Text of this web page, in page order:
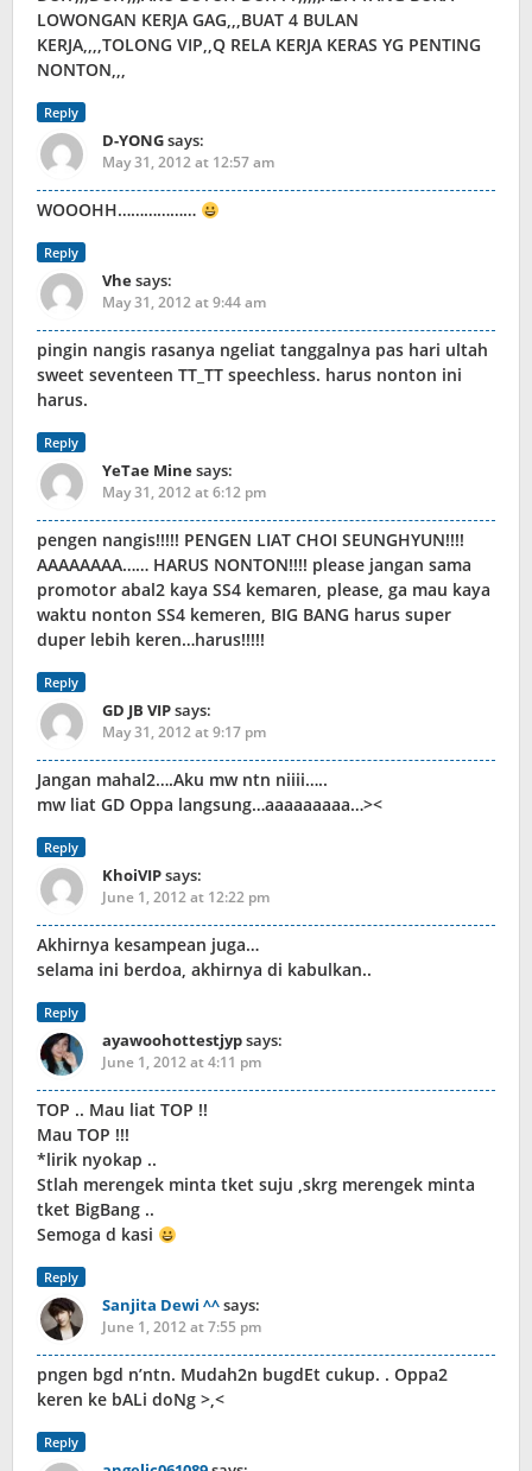
LOWONGAN KERJA GAG,,,BUAT 4 BULAN
KERJA,,,,TOLONG VIP,,Q RELA KERJA KERAS YG PENTING
NONTON,,,
Reply
D-YONGsays:
May 31, 2012 at 12:57 am
WOOOHH………………
Reply
Vhesays:
May 31, 2012 at 9:44 am
pingin nangis rasanya ngeliat tanggalnya pas hari ultah
sweet seventeen TT_TT speechless. harus nonton ini
harus.
Reply
YeTae Minesays:
May 31, 2012 at 6:12 pm
pengen nangis!!!!! PENGEN LIAT CHOI SEUNGHYUN!!!!
AAAAAAAA…… HARUS NONTON!!!! please jangan sama
promotor abal2 kaya SS4 kemaren, please, ga mau kaya
waktu nonton SS4 kemeren, BIG BANG harus super
duper lebih keren…harus!!!!!
Reply
GD JB VIPsays:
May 31, 2012 at 9:17 pm
Jangan mahal2….Aku mw ntn niiii…..
mw liat GD Oppa langsung…aaaaaaaaa…><
Reply
KhoiVIPsays:
June 1, 2012 at 12:22 pm
Akhirnya kesampean juga…
selama ini berdoa, akhirnya di kabulkan..
Reply
ayawoohottestjypsays:
June 1, 2012 at 4:11 pm
TOP .. Mau liat TOP !!
Mau TOP !!!
*lirik nyokap ..
Stlah merengek minta tket suju ,skrg merengek minta
tket BigBang ..
Semoga d kasi
Reply
Sanjita Dewi ^^says:
June 1, 2012 at 7:55 pm
pngen bgd n’ntn. Mudah2n bugdEt cukup. . Oppa2
keren ke bALi doNg >,<
Reply